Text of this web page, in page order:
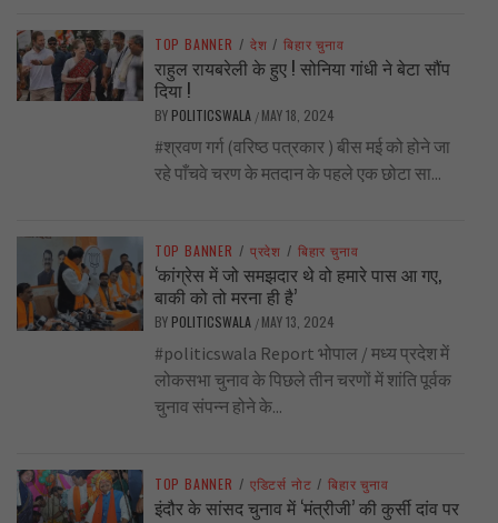
TOP BANNER / देश / बिहार चुनाव
राहुल रायबरेली के हुए ! सोनिया गांधी ने बेटा सौंप
दिया !
BY POLITICSWALA / MAY 18, 2024
#श्रवण गर्ग (वरिष्ठ पत्रकार ) बीस मई को होने जा
रहे पाँचवे चरण के मतदान के पहले एक छोटा सा...
TOP BANNER / प्रदेश / बिहार चुनाव
‘कांग्रेस में जो समझदार थे वो हमारे पास आ गए,
बाकी को तो मरना ही है’
BY POLITICSWALA / MAY 13, 2024
#politicswala Report भोपाल / मध्य प्रदेश में
लोकसभा चुनाव के पिछले तीन चरणों में शांति पूर्वक
चुनाव संपन्न होने के...
TOP BANNER / एडिटर्स नोट / बिहार चुनाव
इंदौर के सांसद चुनाव में ‘मंत्रीजी’ की कुर्सी दांव पर